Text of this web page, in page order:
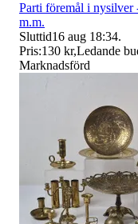
Parti föremål i nysilver
m.m.
Sluttid16 aug 18:34.
Pris:130 kr,Ledande
Marknadsförd